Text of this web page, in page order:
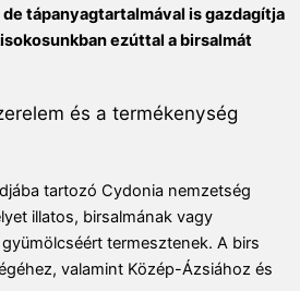
tápanyagtartalmával is gazdagítja
ezúttal a birsalmát
és a termékenység
tartozó Cydonia nemzetség
illatos, birsalmának vagy
termesztenek. A birs
valamint Közép-Ázsiához és